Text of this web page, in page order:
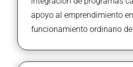
apoyo al emprendimiento
funcionamiento ordinario